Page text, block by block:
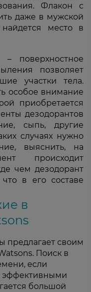
Флакон с
даже в мужской
место в
– поверхностное
позволяет
участки тела.
особое внимание
приобретается
дезодорантов
сыпь, другие
случаях нужно
выяснить, на
происходит
чем дезодорант
в его составе
в
предлагает своим
Поиск в
если
эффективными
большой